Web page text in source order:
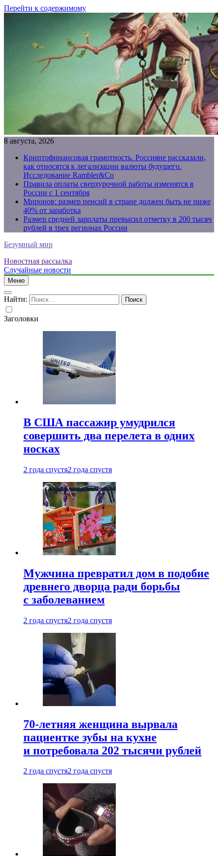
Перейти к содержимому
8 августа, 2026
Криптофинансовая грамотность. Россияне рассказали,
как относятся к легализации валюты будущего.
Исследование Rambler&Co
Правила оплаты сверхурочной работы изменятся в
России с 1 сентября
Миронов: размер пенсий в стране должен быть не ниже
40% от заработка
Размер средней зарплаты превысил отметку в 200 тысяч
рублей в трех регионах России
Безумный мир
Новостная рассылка
Случайные новости
Меню
Найти:
Заголовки
В США пассажир умудрился
совершить два перелета в одних
носках
2 года спустя2 года спустя
Мужчина превратил дом в подобие
древнего дворца ради борьбы
с заболеванием
2 года спустя2 года спустя
70-летняя женщина вырвала
пациентке зубы на кухне
и потребовала 202 тысячи рублей
2 года спустя2 года спустя